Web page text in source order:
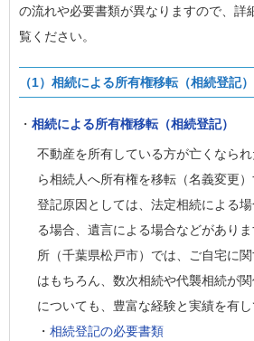
の流れや必要書類が異なりますので、詳
覧ください。
（1）相続による所有権移転（相続登記）
・ 相続による所有権移転（相続登記）
不動産を所有している方が亡くなら
ら相続人へ所有権を移転（名義変更）
登記原因としては、法定相続による
る場合、遺言による場合などがあり
所（千葉県松戸市）では、ご自宅に
はもちろん、数次相続や代襲相続が
についても、豊富な経験と実績を有し
・ 相続登記の必要書類